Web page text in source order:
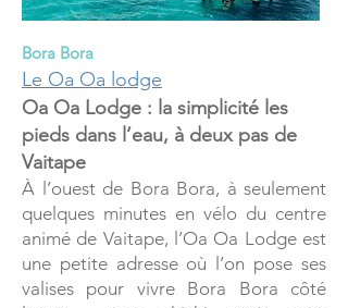
Bora Bora
Le Oa Oa lodge
Oa Oa Lodge : la simplicité les
pieds dans l’eau, à deux pas de
Vaitape
À l’ouest de Bora Bora, à seulement
quelques minutes en vélo du centre
animé de Vaitape, l’Oa Oa Lodge est
une petite adresse où l’on pose ses
valises pour vivre Bora Bora côté